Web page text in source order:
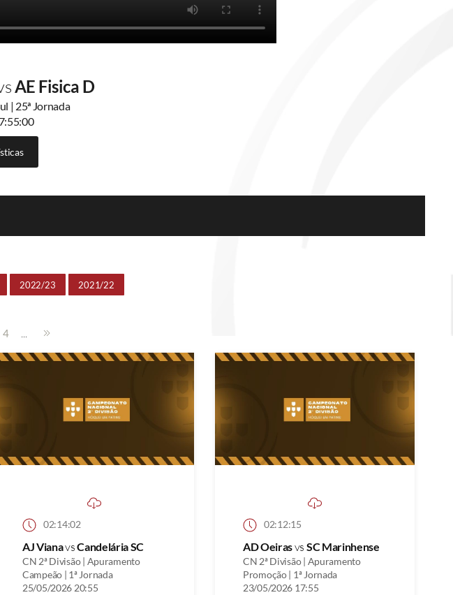
AE Fisica D
| 25ª Jornada
2022/23 2021/22
4 ...
02:14:02
AJ VianavsCandelária SC
CN 2ª Divisão | Apuramento
Campeão | 1ª Jornada
25/05/2026 20:55
02:12:15
AD Oeirasvs SC Marinhense
CN 2ª Divisão | Apuramento
Promoção | 1ª Jornada
23/05/2026 17:55